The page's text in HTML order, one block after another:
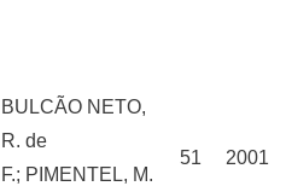
BULCÃO NETO,
R. de
F.; PIMENTEL, M.
51 2001